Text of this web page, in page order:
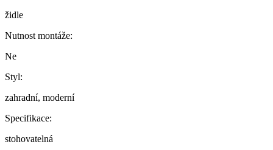
židle
Nutnost montáže:
Ne
Styl:
zahradní, moderní
Specifikace:
stohovatelná